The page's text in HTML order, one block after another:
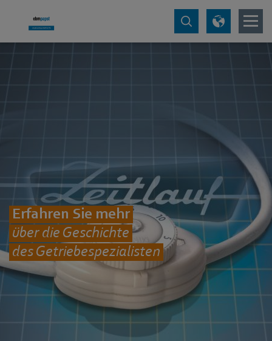
Erfahren Sie mehr
über die Geschichte
des Getriebespezialisten